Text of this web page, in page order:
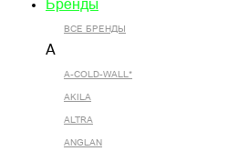
Бренды
ВСЕ БРЕНДЫ
A
A-COLD-WALL*
AKILA
ALTRA
ANGLAN